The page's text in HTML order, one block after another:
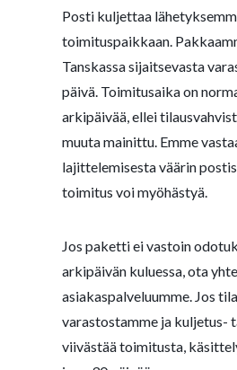
Posti kuljettaa
toimituspaikkaan.
Tanskassa sijaitsevasta
päivä. Toimitusaika on
arkipäivää, ellei
muuta mainittu. Emme
lajittelemisesta väärin
toimitus voi myöhästyä.
Jos paketti ei vastoin
arkipäivän kuluessa, ota
asiakaspalveluumme. Jos
varastostamme ja kuljetus-
viivästää toimitusta,